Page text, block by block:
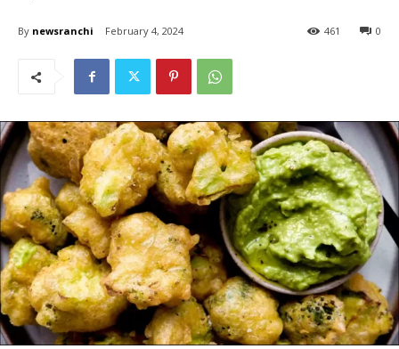
By newsranchi February 4, 2024 0
461